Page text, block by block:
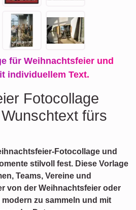
für Weihnachtsfeier und
individuellem Text.
Fotocollage
fürs
Fotocollage und
stilvoll fest. Diese Vorlage
Teams, Vereine und
von der Weihnachtsfeier oder
zu sammeln und mit